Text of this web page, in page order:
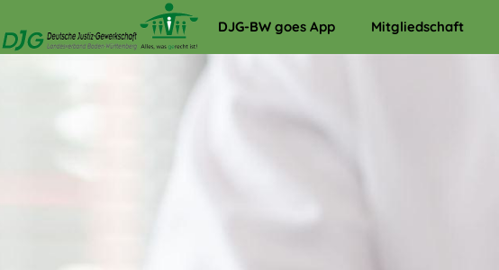
DJG-BW goes App Mitgliedschaft